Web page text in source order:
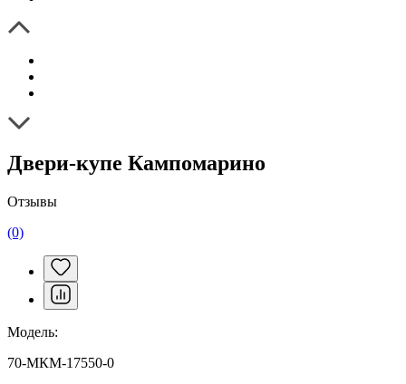
Двери-купе Кампомарино
Отзывы
(0)
Модель:
70-МКМ-17550-0